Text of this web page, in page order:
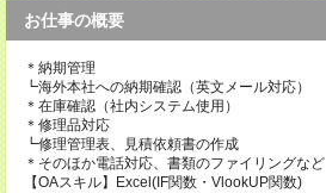
お仕事の概要
＊納期管理
┗海外本社への納期確認（英文メール対応）
＊在庫確認（社内システム使用）
＊修理品対応
┗修理管理表、見積依頼書の作成
＊そのほか電話対応、書類のファイリングなど
【OAスキル】Excel(IF関数・VlookUP関数)